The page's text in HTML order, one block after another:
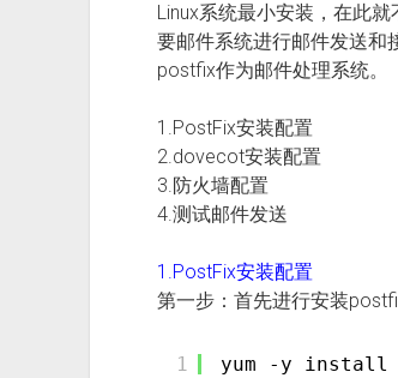
Linux系统最小安装，在此
要邮件系统进行邮件发送和
postfix作为邮件处理系统。
1.PostFix安装配置
2.dovecot安装配置
3.防火墙配置
4.测试邮件发送
1.PostFix安装配置
第一步：首先进行安装
1 yum -y install